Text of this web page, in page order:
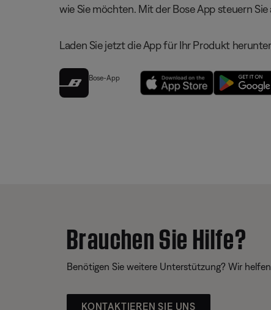
wie Sie möchten. Mit der Bose App steuern
Laden Sie jetzt die App für Ihr Produkt
Bose-App
Brauchen Sie Hilfe?
Benötigen Sie weitere Unterstützung? Wir
KONTAKTIEREN SIE UNS